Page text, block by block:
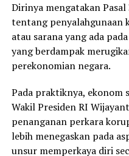
Dirinya mengatakan
tentang penyalahgunaan
atau sarana yang ada
yang berdampak
perekonomian negara.
Pada praktiknya, ekonom
Wakil Presiden RI
penanganan perkara
lebih menegaskan pada
unsur memperkaya diri